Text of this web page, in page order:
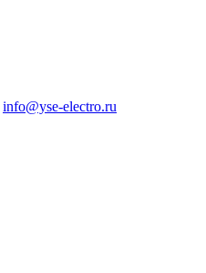
info@yse-electro.ru